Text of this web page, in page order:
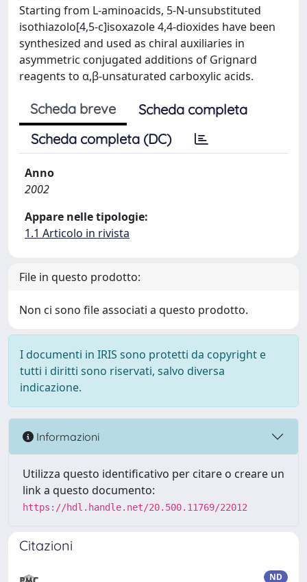
Starting from L-aminoacids, 5-N-unsubstituted
isothiazolo[4,5-c]isoxazole 4,4-dioxides have been
synthesized and used as chiral auxiliaries in
asymmetric conjugated additions of Grignard
reagents to α,β-unsaturated carboxylic acids.
Scheda breve
Scheda completa
Scheda completa (DC)
Anno
2002
Appare nelle tipologie:
1.1 Articolo in rivista
File in questo prodotto:
Non ci sono file associati a questo prodotto.
I documenti in IRIS sono protetti da copyright e
tutti i diritti sono riservati, salvo diversa
indicazione.
Informazioni
Utilizza questo identificativo per citare o creare un
link a questo documento:
https://hdl.handle.net/20.500.11769/22012
Citazioni
ND